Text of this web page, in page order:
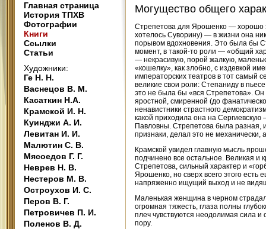
Главная страница
История ТПХВ
Фотографии
Книги
Ссылки
Статьи
Художники:
Ге Н. Н.
Васнецов В. М.
Касаткин Н.А.
Крамской И. Н.
Куинджи А. И.
Левитан И. И.
Малютин С. В.
Мясоедов Г. Г.
Неврев Н. В.
Нестеров М. В.
Остроухов И. С.
Перов В. Г.
Петровичев П. И.
Поленов В. Д.
Могущество общего
Стрепетова для Ярошенко — хорошо
хотелось Суворину) — в жизни она
порывом вдохновения. Это была бы
момент, в такой-то роли — «общий
— некрасивую, порой жалкую,
«кошелку», как злобно, с издевкой
императорских театров в тот самый
великие свои роли: Степаниду в
это не была бы «вся Стрепетова». Он
яростной, смиренной (до
ненавистники страстного
какой приходила она на
Павловны. Стрепетова была разная,
признаки, делал это не механически,
Крамской увидел главную мысль
подчинено все остальное. Великая и
Стрепетова, сильный характер и
Ярошенко, но сверх всего этого есть
напряженно ищущий выход и не
Маленькая женщина в черном
огромная тяжесть, глаза полны
плеч чувствуются неодолимая сила и
пору.